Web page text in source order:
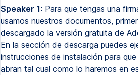
Speaker 1: Para que tengas una
usamos nuestros documentos,
descargado la versión gratuita de
En la sección de descarga puedes
instrucciones de instalación para
abran tal cual como lo haremos en